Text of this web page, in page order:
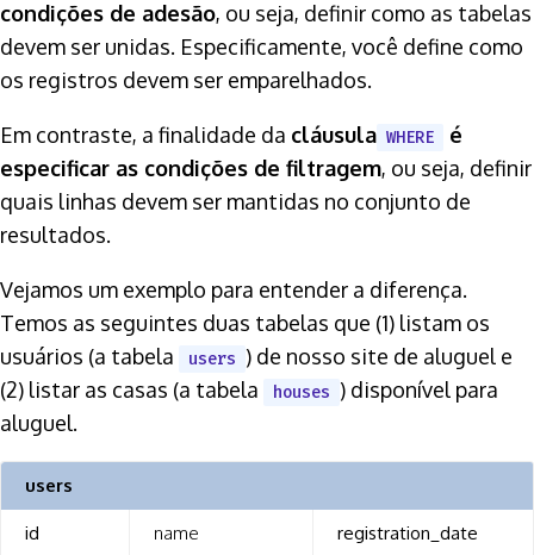
condições de adesão, ou seja, definir como as tabelas
devem ser unidas. Especificamente, você define como
os registros devem ser emparelhados.
Em contraste, a finalidade da cláusula WHERE
é
especificar as condições de filtragem, ou seja, definir
quais linhas devem ser mantidas no conjunto de
resultados.
Vejamos um exemplo para entender a diferença.
Temos as seguintes duas tabelas que (1) listam os
usuários (a tabela
users ) de nosso site de aluguel e
(2) listar as casas (a tabela
houses ) disponível para
aluguel.
users
id name registration_date